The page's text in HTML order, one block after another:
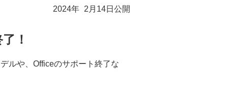
2024年 2月14日公開
！
ルや、Officeのサポート終了な